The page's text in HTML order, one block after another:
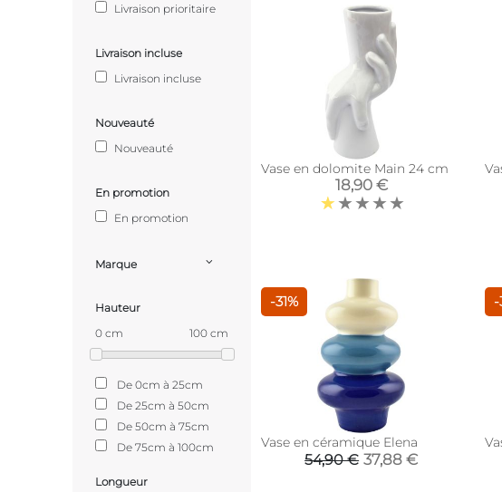
Livraison prioritaire
Livraison incluse
Livraison incluse
Nouveauté
Nouveauté
En promotion
En promotion
Marque
Hauteur
0 cm
100 cm
De 0cm à 25cm
De 25cm à 50cm
De 50cm à 75cm
De 75cm à 100cm
Longueur
Vase en dolomite Main 24 cm
18,90 €
-31%
Vase en céramique Elena
54,90 € 37,88 €
-